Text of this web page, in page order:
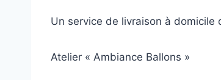
Un service de livraison à
Atelier « Ambiance Ballons »